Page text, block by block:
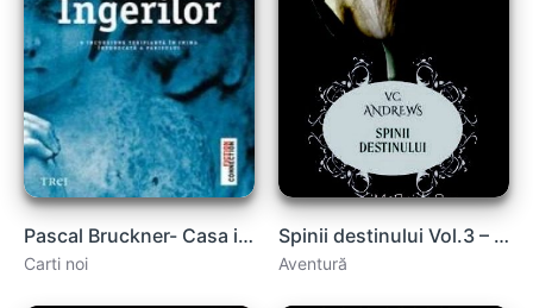
Pascal Bruckner- Casa ingerilor
Carti noi
Spinii destinului Vol.3 – V.C. Andrews .PDF
Aventură